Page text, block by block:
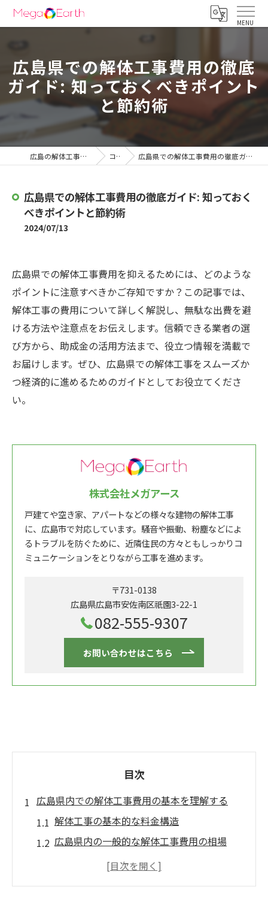
広島県での解体工事費用の徹底
ガイド: 知っておくべきポイント
と節約術
広島の解体工事は株式会社メガアース コラム 広島県での解体工事費用の徹底ガイド: 知っておくべきポイントと節約術
広島県での解体工事費用の徹底ガイド: 知っておく
べきポイントと節約術
2024/07/13
広島県での解体工事費用を抑えるためには、どのような
ポイントに注意すべきかご存知ですか？この記事では、
解体工事の費用について詳しく解説し、無駄な出費を避
ける方法や注意点をお伝えします。信頼できる業者の選
び方から、助成金の活用方法まで、役立つ情報を満載で
お届けします。ぜひ、広島県での解体工事をスムーズか
つ経済的に進めるためのガイドとしてお役立てくださ
い。
株式会社メガアース
戸建てや空き家、アパートなどの様々な建物の解体工事
に、広島市で対応しています。騒音や振動、粉塵などによ
るトラブルを防ぐために、近隣住民の方々ともしっかりコ
ミュニケーションをとりながら工事を進めます。
〒731-0138
広島県広島市安佐南区祇園3-22-1
082-555-9307
お問い合わせはこちら
目次
広島県内での解体工事費用の基本を理解する
解体工事の基本的な料金構造
広島県内の一般的な解体工事費用の相場
建物の種類による費用の違い